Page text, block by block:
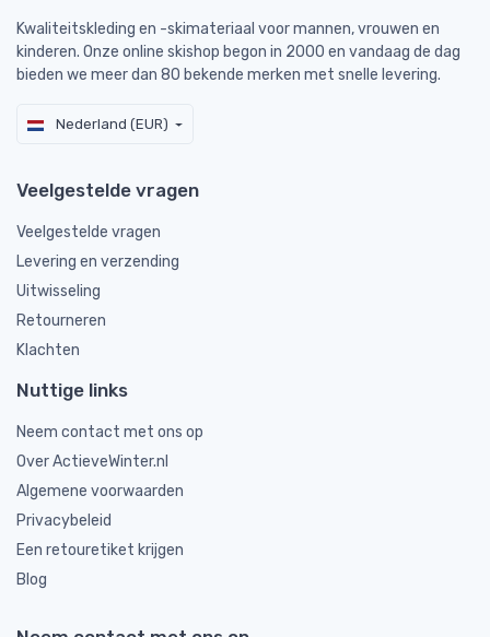
Kwaliteitskleding en -skimateriaal voor mannen, vrouwen en
kinderen. Onze online skishop begon in 2000 en vandaag de dag
bieden we meer dan 80 bekende merken met snelle levering.
Nederland (EUR)
Veelgestelde vragen
Veelgestelde vragen
Levering en verzending
Uitwisseling
Retourneren
Klachten
Nuttige links
Neem contact met ons op
Over ActieveWinter.nl
Algemene voorwaarden
Privacybeleid
Een retouretiket krijgen
Blog